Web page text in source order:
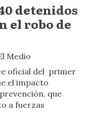
detenidos
el robo de
Medio
oficial del primer
el impacto
que
a fuerzas